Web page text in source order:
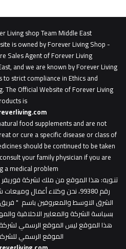
Living shop Team Middle East
is owned by Forever Living Shop -
Sales Agent of Forever Living
and we are known by Forever Living
to strict compliance in Ethics and
The Official Website of Forever Living
is
food supplements and are not
or cure a specific disease or class of
should be continued to be taken
your family physician if you are
a medical problem.
تنـويه: هذا الموقع من ملك لشركة
رقم 99380، نحن وكلاء أعمال
الشرق الاوسط والمعروفين باسم " فريق
بسياسة الشركة والمعايير الاخلاقية
هذا الموقع ليس الموقع الرسمي لشركة
الموقع الرسمي